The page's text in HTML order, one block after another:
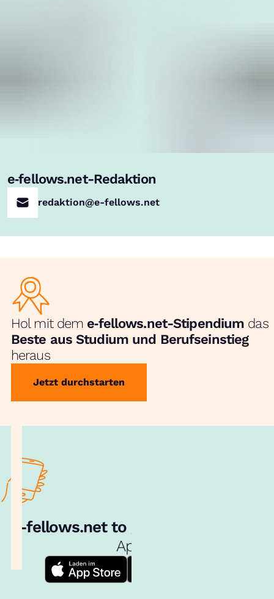
e‑fellows.net-Redaktion
redaktion@e-fellows.net
Hol mit dem e‑fellows.net-Stipendium das
Beste aus Studium und Berufseinstieg
heraus
Jetzt durchstarten
e‑fellows.net to go:
App!